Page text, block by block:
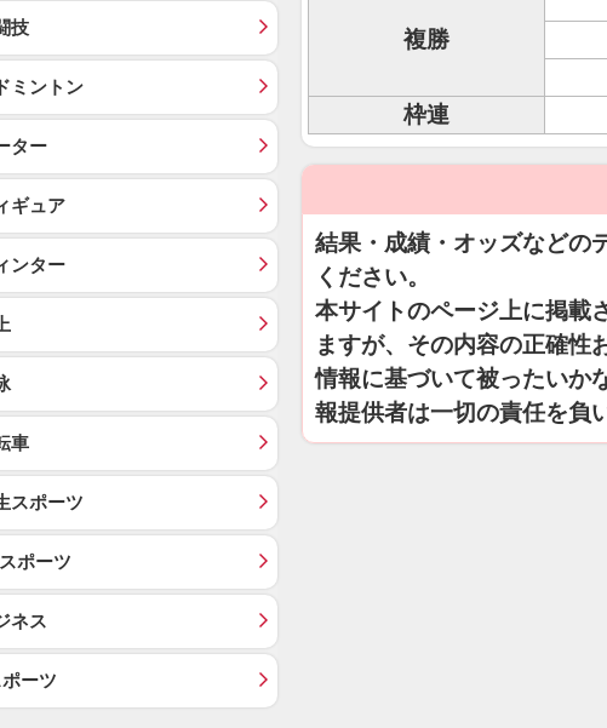
複勝
枠連
結果・成績・オッズなどの
ください。
本サイトのページ上に掲載
ますが、その内容の正確性
情報に基づいて被ったいか
報提供者は一切の責任を負
技
ミントン
ター
ギュア
ンター
車
スポーツ
ポーツ
ネス
ーツ